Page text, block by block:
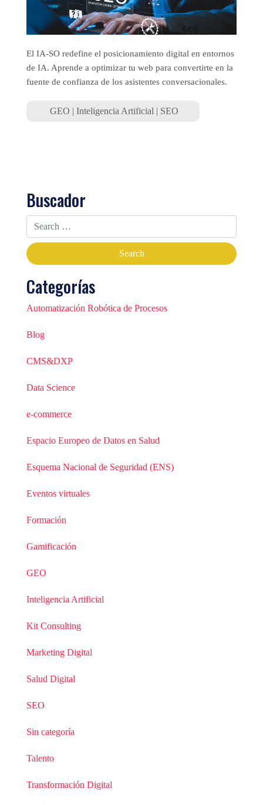
El IA-SO redefine el posicionamiento digital en entornos
de IA. Aprende a optimizar tu web para convertirte en la
fuente de confianza de los asistentes conversacionales.
GEO | Inteligencia Artificial | SEO
Buscador
Categorías
Automatización Robótica de Procesos
Blog
CMS&DXP
Data Science
e-commerce
Espacio Europeo de Datos en Salud
Esquema Nacional de Seguridad (ENS)
Eventos virtuales
Formación
Gamificación
GEO
Inteligencia Artificial
Kit Consulting
Marketing Digital
Salud Digital
SEO
Sin categoría
Talento
Transformación Digital